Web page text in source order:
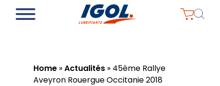
Home »Actualités » 45ème Rallye
Aveyron Rouergue Occitanie 2018